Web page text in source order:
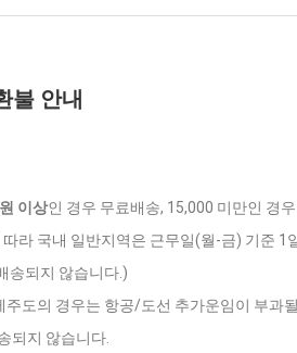
불 안내
이상인 경우 무료배송, 15,000 미만인 경
라 국내 일반지역은 근무일(월-금) 기준
송되지 않습니다.)
주도의 경우는 항공/도선 추가운임이 부과
되지 않습니다.